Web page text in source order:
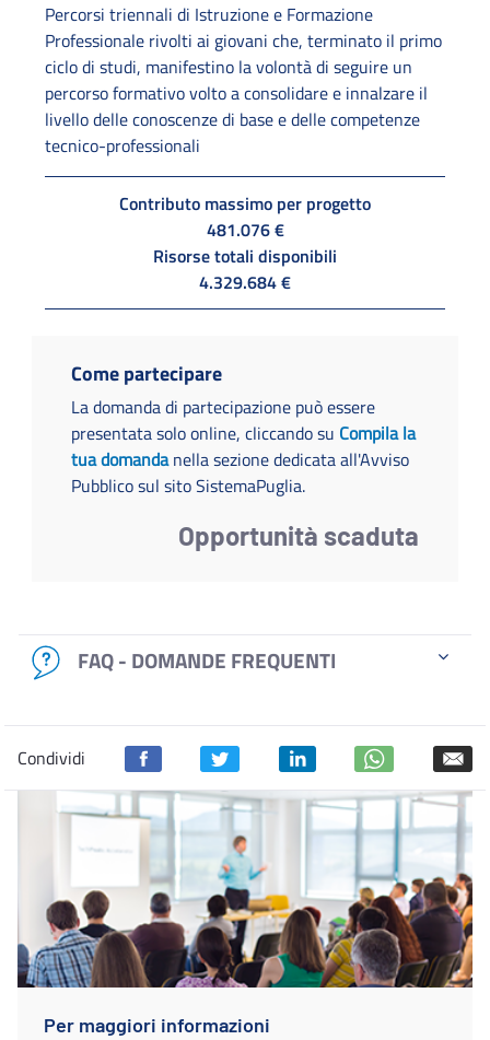
Percorsi triennali di Istruzione e Formazione
Professionale rivolti ai giovani che, terminato il primo
ciclo di studi, manifestino la volontà di seguire un
percorso formativo volto a consolidare e innalzare il
livello delle conoscenze di base e delle competenze
tecnico-professionali
Contributo massimo per progetto
481.076 €
Risorse totali disponibili
4.329.684 €
Come partecipare
La domanda di partecipazione può essere
presentata solo online, cliccando su Compila la
tua domandanella sezione dedicata all'Avviso
Pubblico sul sito SistemaPuglia.
Opportunità scaduta
FAQ - DOMANDE FREQUENTI
Condividi
Per maggiori informazioni